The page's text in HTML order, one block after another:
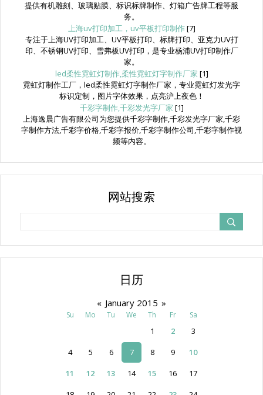
提供有机雕刻、玻璃贴膜、标识标牌制作、灯箱广告牌工程等服
务。
上海uv打印加工，uv平板打印制作[7]
专注于上海UV打印加工、UV平板打印、标牌打印、亚克力UV打
印、不锈钢UV打印、雪弗板UV打印，是专业杨浦UV打印制作厂
家。
led柔性霓虹灯制作,柔性霓虹灯字制作厂家 [1]
霓虹灯制作工厂，led柔性霓虹灯字制作厂家，专业霓虹灯发光字
标识定制，图片字体效果，点亮沪上夜色！
千彩字制作,千彩发光字厂家 [1]
上海逸晨广告有限公司为您提供千彩字制作,千彩发光字厂家,千彩
字制作方法,千彩字价格,千彩字报价,千彩字制作公司,千彩字制作视
频等内容。
网站搜索
日历
« January 2015 »
Su Mo Tu We Th Fr Sa
1 2
3
4
5 6 7 8 9
10
11
12 13 14 15 16
17